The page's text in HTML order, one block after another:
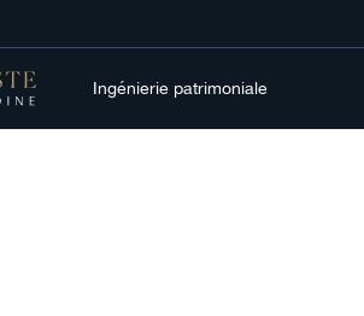
Ingénierie patrimoniale